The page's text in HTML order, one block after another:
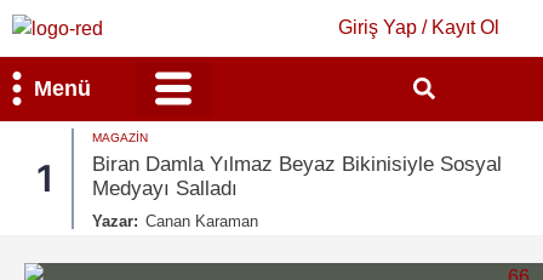
Giriş Yap / Kayıt Ol
Menü
1
MAGAZIN
Biran Damla Yılmaz Beyaz Bikinisiyle Sosyal
Medyayı Salladı
Yazar: Canan Karaman